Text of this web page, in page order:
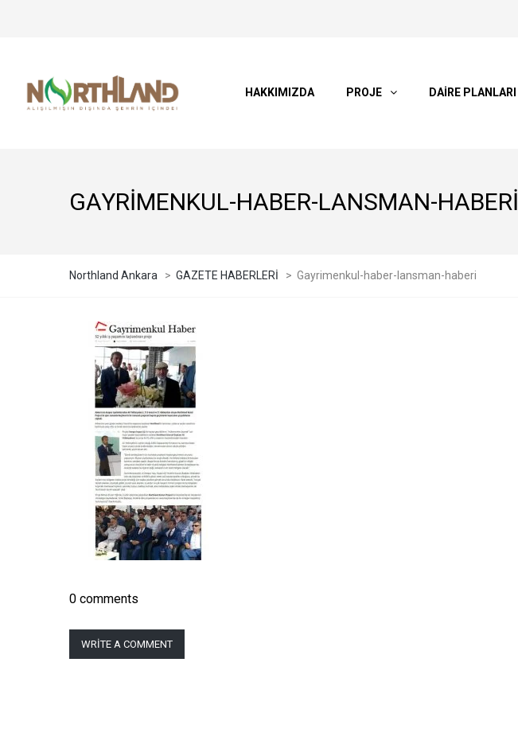
HAKKIMIZDA PROJE DAİRE PLANLARI
GAYRIMENKUL-HABER-LANSMAN-HABERI
Northland Ankara > GAZETE HABERLERİ > Gayrimenkul-haber-lansman-haberi
0 comments
WRITE A COMMENT